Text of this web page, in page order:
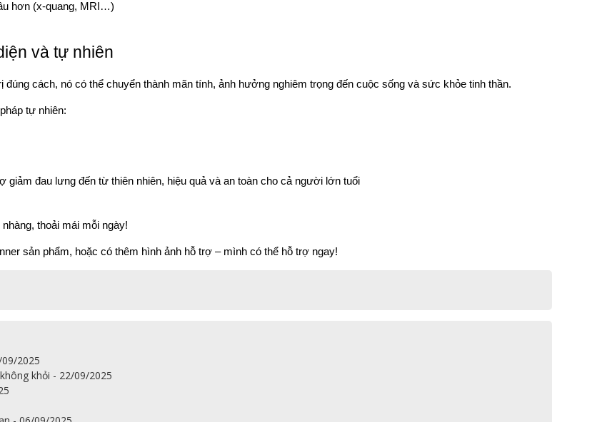
hơn (x-quang, MRI…)
và tự nhiên
cách, nó có thể chuyển thành mãn tính, ảnh hưởng nghiêm trọng đến cuộc sống và sức khỏe tinh thần.
tự nhiên:
giảm đau lưng đến từ thiên nhiên, hiệu quả và an toàn cho cả người lớn tuổi
thoải mái mỗi ngày!
sản phẩm, hoặc có thêm hình ảnh hỗ trợ – mình có thể hỗ trợ ngay!
2025
khỏi - 22/09/2025